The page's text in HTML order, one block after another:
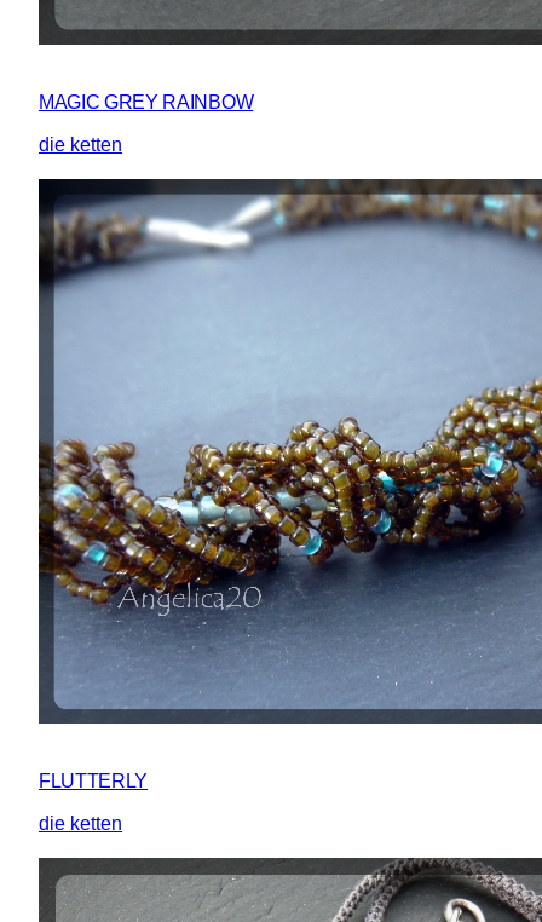
MAGIC GREY RAINBOW
die ketten
FLUTTERLY
die ketten